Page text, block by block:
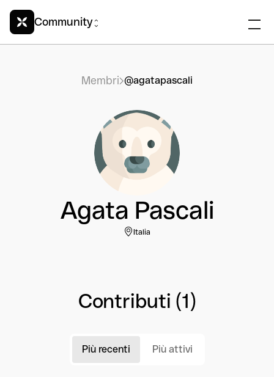
Community
Membri @agatapascali
Agata Pascali
Italia
Contributi (1)
Più recenti Più attivi